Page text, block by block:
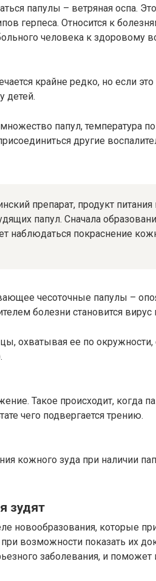
папулы – ветряная оспа.
герпеса. Относится к
человека к здоровому
крайне редко, но если
детей.
папул, температура
другие
препарат, продукт питания
папул. Сначала
наблюдаться покраснение
чесоточные папулы –
болезни становится вирус
охватывая ее по окружности,
Такое происходит, когда
чего подвергается трению.
кожного зуда при наличии
зудят
новообразования, которые
возможности показать их
заболевания, и